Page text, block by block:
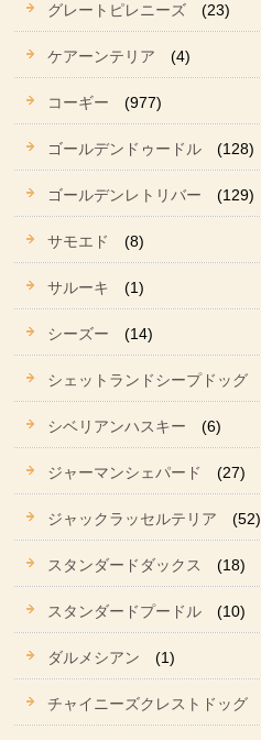
グレートピレニーズ (23)
ケアーンテリア (4)
コーギー (977)
ゴールデンドゥードル (128)
ゴールデンレトリバー (129)
サモエド (8)
サルーキ (1)
シーズー (14)
シェットランドシープドッグ
シベリアンハスキー (6)
ジャーマンシェパード (27)
ジャックラッセルテリア (52)
スタンダードダックス (18)
スタンダードプードル (10)
ダルメシアン (1)
チャイニーズクレストドッグ